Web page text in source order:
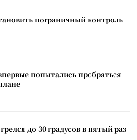
пограничный контроль
попытались пробраться
до 30 градусов в пятый раз